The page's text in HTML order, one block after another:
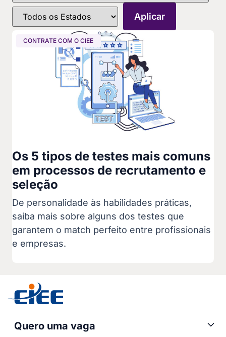
CONTRATE COM O CIEE
Os 5 tipos de testes mais comuns
em processos de recrutamento e
seleção
De personalidade às habilidades práticas,
saiba mais sobre alguns dos testes que
garantem o match perfeito entre profissionais
e empresas.
Quero uma vaga